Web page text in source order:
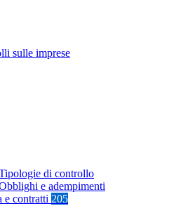
sulle imprese
di controllo
e adempimenti
e contratti 205